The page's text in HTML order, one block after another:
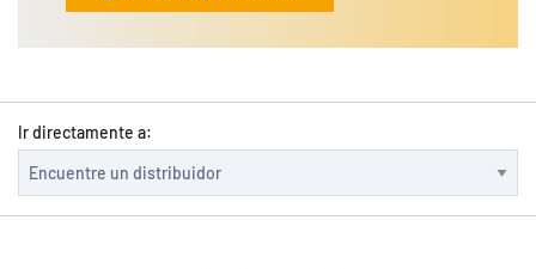
Ir directamente a: